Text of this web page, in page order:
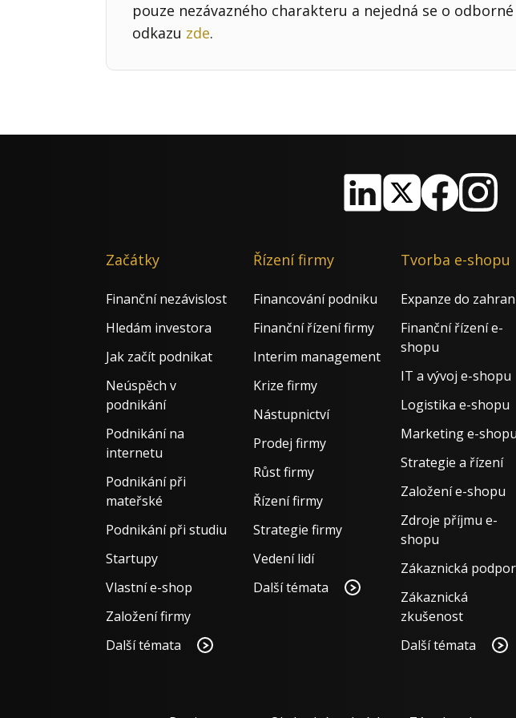
pouze nezávazného charakteru a nejedná se o
odkazu zde.
Začátky
Finanční nezávislost
Hledám investora
Jak začít podnikat
Neúspěch v
podnikání
Podnikání na
internetu
Podnikání při
mateřské
Podnikání při studiu
Startupy
Vlastní e-shop
Založení firmy
Další témata
Řízení firmy
Financování podniku
Finanční řízení firmy
Interim management
Krize firmy
Nástupnictví
Prodej firmy
Růst firmy
Řízení firmy
Strategie firmy
Vedení lidí
Další témata
Tvorba e-shopu
Expanze do
Finanční řízení e-
shopu
IT a vývoj e-shopu
Logistika e-shopu
Marketing e-shopu
Strategie a řízení
Založení e-shopu
Zdroje příjmu e-
shopu
Zákaznická
Zákaznická
zkušenost
Další témata